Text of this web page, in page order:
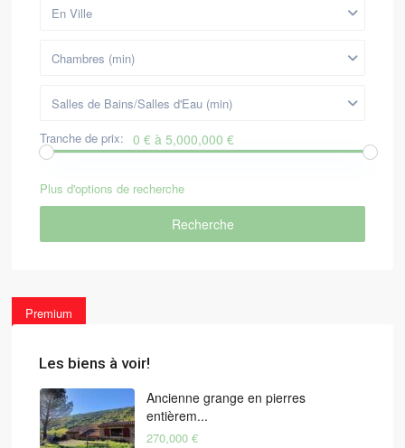
En Ville
Chambres (min)
Salles de Bains/Salles d'Eau (min)
Tranche de prix: 0 € à 5,000,000 €
Plus d'options de recherche
Recherche
Premium
Les biens à voir!
Ancienne grange en pierres
entièrem...
270,000 €